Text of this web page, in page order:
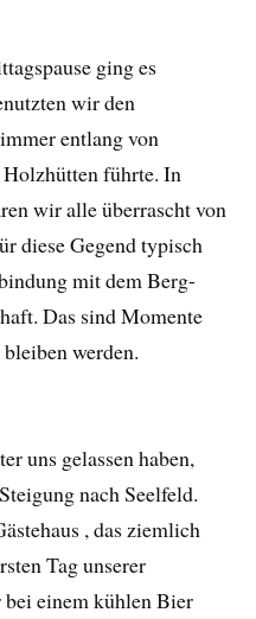
ging es
wir den
entlang von
Holzhütten führte. In
wir alle überrascht von
diese Gegend typisch
mit dem Berg-
Das sind Momente
werden.
uns gelassen haben,
nach Seelfeld.
, das ziemlich
Tag unserer
bei einem kühlen Bier